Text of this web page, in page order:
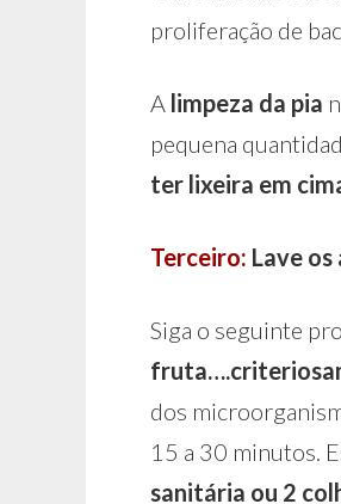
proliferação de
A limpeza da pia
pequena
ter lixeira em
Terceiro: Lave
Siga o seguinte
dos
15 a 30 minutos.
sanitária ou 2